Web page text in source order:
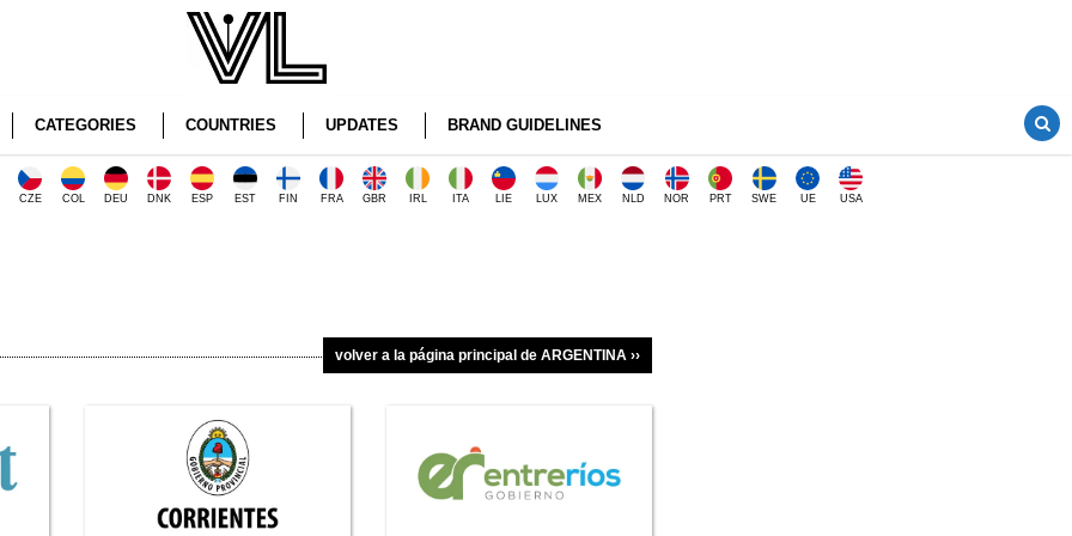
CATEGORIES COUNTRIES UPDATES BRAND GUIDELINES
CZE COL DEU DNK ESP EST FIN FRA GBR IRL ITA LIE LUX MEX NLD NOR PRT SWE UE USA
volver a la página principal de ARGENTINA ››